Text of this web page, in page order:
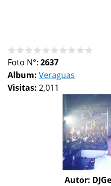
Foto N°: 2637
Album: Veraguas
Visitas: 2,011
Autor: